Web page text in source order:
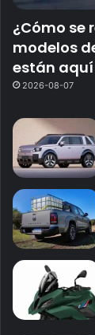
¿Cómo se
modelos
están aquí
2026-08-07